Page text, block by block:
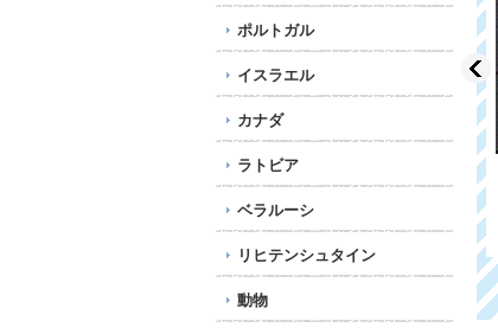
ポルトガル
イスラエル
カナダ
ラトビア
ベラルーシ
リヒテンシュタイン
動物
ギニアビサウ切手 1985
ユーゴスラビア切手 198
1年 パルチザン武器 4
種
420円